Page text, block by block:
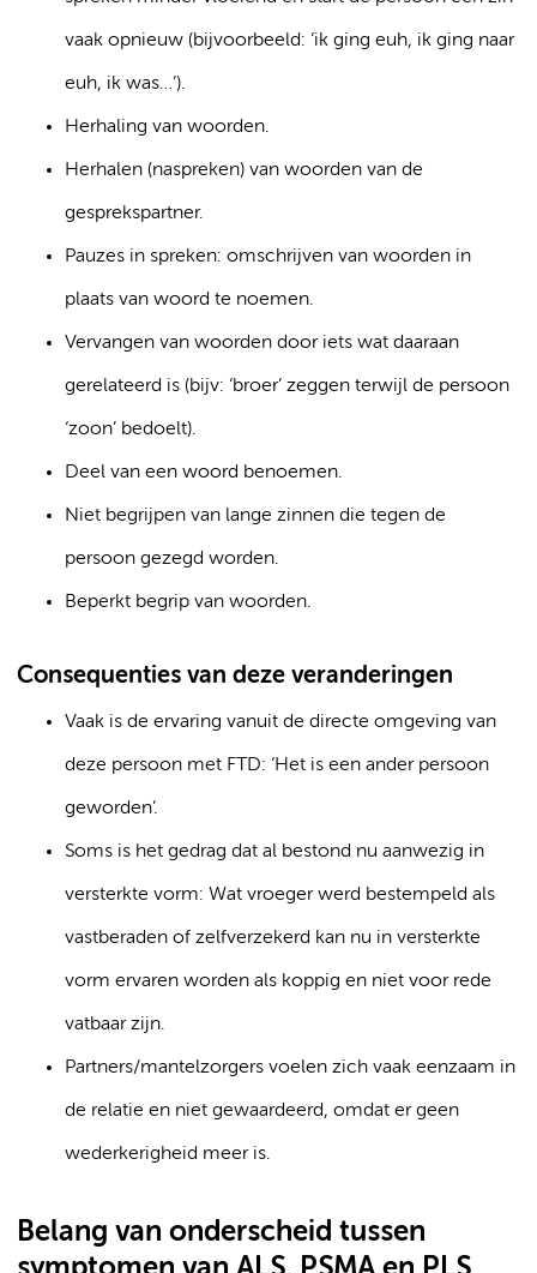
vaak opnieuw (bijvoorbeeld: ‘ik ging euh, ik ging naar
euh, ik was…’).
Herhaling van woorden.
Herhalen (naspreken) van woorden van de
gesprekspartner.
Pauzes in spreken: omschrijven van woorden in
plaats van woord te noemen.
Vervangen van woorden door iets wat daaraan
gerelateerd is (bijv: ‘broer’ zeggen terwijl de persoon
‘zoon’ bedoelt).
Deel van een woord benoemen.
Niet begrijpen van lange zinnen die tegen de
persoon gezegd worden.
Beperkt begrip van woorden.
Consequenties van deze veranderingen
Vaak is de ervaring vanuit de directe omgeving van
deze persoon met FTD: ‘Het is een ander persoon
geworden’.
Soms is het gedrag dat al bestond nu aanwezig in
versterkte vorm: Wat vroeger werd bestempeld als
vastberaden of zelfverzekerd kan nu in versterkte
vorm ervaren worden als koppig en niet voor rede
vatbaar zijn.
Partners/mantelzorgers voelen zich vaak eenzaam in
de relatie en niet gewaardeerd, omdat er geen
wederkerigheid meer is.
Belang van onderscheid tussen